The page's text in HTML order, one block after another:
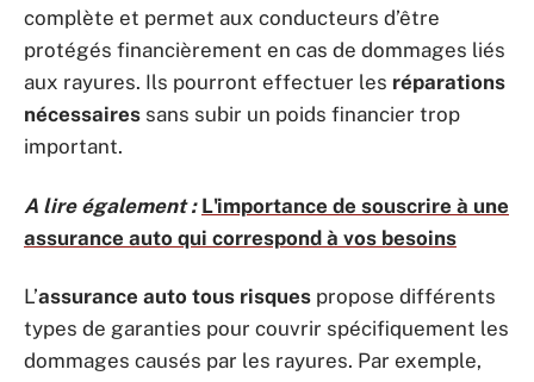
complète et permet aux conducteurs d’être
protégés financièrement en cas de dommages liés
aux rayures. Ils pourront effectuer les réparations
nécessaires sans subir un poids financier trop
important.
A lire également : L'importance de souscrire à une
assurance auto qui correspond à vos besoins
L’assurance auto tous risques propose différents
types de garanties pour couvrir spécifiquement les
dommages causés par les rayures. Par exemple,